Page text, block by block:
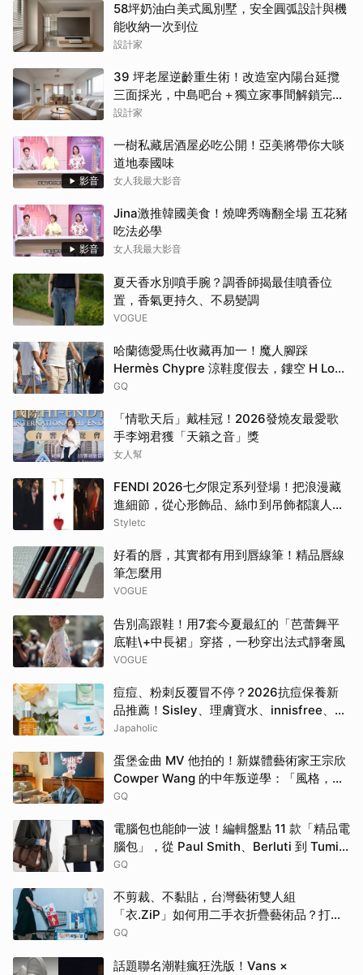
58坪奶油白美式風別墅，安全圓弧設計與機
能收納一次到位
設計家
39 坪老屋逆齡重生術！改造室內陽台延攬
三面採光，中島吧台＋獨立家事間解鎖完美
家務路徑
設計家
影音
一樹私藏居酒屋必吃公開！亞美將帶你大啖
道地泰國味
女人我最大影音
影音
Jina激推韓國美食！燒啤秀嗨翻全場 五花豬
吃法必學
女人我最大影音
夏天香水別噴手腕？調香師揭最佳噴香位
置，香氣更持久、不易變調
VOGUE
哈蘭德愛馬仕收藏再加一！魔人腳踩
Hermès Chypre 涼鞋度假去，鏤空 H Logo
大展慵懶高級感！
GQ
「情歌天后」戴桂冠！2026發燒友最愛歌
手李翊君獲「天籟之音」獎
女人幫
FENDI 2026七夕限定系列登場！把浪漫藏
進細節，從心形飾品、絲巾到吊飾都讓人一
眼心動
Styletc
好看的唇，其實都有用到唇線筆！精品唇線
筆怎麼用
VOGUE
告別高跟鞋！用7套今夏最紅的「芭蕾舞平
底鞋\+中長裙」穿搭，一秒穿出法式靜奢風
VOGUE
痘痘、粉刺反覆冒不停？2026抗痘保養新
品推薦！Sisley、理膚寶水、innisfree、
Bifesta 4大爆款一次看
Japaholic
蛋堡金曲 MV 他拍的！新媒體藝術家王宗欣
Cowper Wang 的中年叛逆學：「風格，是
選擇要留下什麼。」
GQ
電腦包也能帥一波！編輯盤點 11 款「精品電
腦包」，從 Paul Smith、Berluti 到 Tumi
包款通通有！
GQ
不剪裁、不黏貼，台灣藝術雙人組
「衣.ZiP」如何用二手衣折疊藝術品？打破
大眾對舊衣回收的想像
GQ
話題聯名潮鞋瘋狂洗版！Vans ×